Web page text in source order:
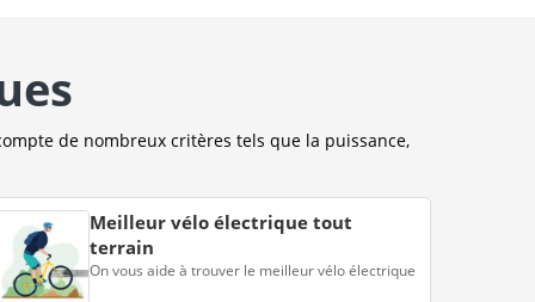
de nombreux critères tels que la puissance,
Meilleur vélo électrique tout
terrain
On vous aide à trouver le meilleur vélo électrique